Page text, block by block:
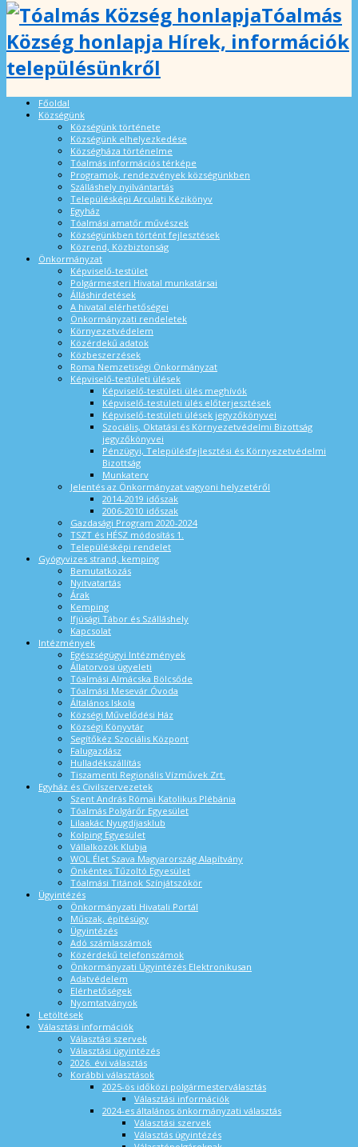
Tóalmás
Község honlapja Hírek, információk
településünkről
Főoldal
Községünk
Községünk története
Községünk elhelyezkedése
Községháza történelme
Tóalmás információs térképe
Programok, rendezvények községünkben
Szálláshely nyilvántartás
Településképi Arculati Kézikönyv
Egyház
Tóalmási amatőr művészek
Községünkben történt fejlesztések
Közrend, Közbiztonság
Önkormányzat
Képviselő-testület
Polgármesteri Hivatal munkatársai
Álláshirdetések
A hivatal elérhetőségei
Önkormányzati rendeletek
Környezetvédelem
Közérdekű adatok
Közbeszerzések
Roma Nemzetiségi Önkormányzat
Képviselő-testületi ülések
Képviselő-testületi ülés meghívók
Képviselő-testületi ülés előterjesztések
Képviselő-testületi ülések jegyzőkönyvei
Szociális, Oktatási és Környezetvédelmi Bizottság
jegyzőkönyvei
Pénzügyi, Településfejlesztési és Környezetvédelmi
Bizottság
Munkaterv
Jelentés az Önkormányzat vagyoni helyzetéről
2014-2019 időszak
2006-2010 időszak
Gazdasági Program 2020-2024
TSZT és HÉSZ módosítás 1.
Településképi rendelet
Gyógyvizes strand, kemping
Bemutatkozás
Nyitvatartás
Árak
Kemping
Ifjúsági Tábor és Szálláshely
Kapcsolat
Intézmények
Egészségügyi Intézmények
Állatorvosi ügyeleti
Tóalmási Almácska Bölcsőde
Tóalmási Mesevár Óvoda
Általános Iskola
Községi Művelődési Ház
Községi Könyvtár
Segítőkéz Szociális Központ
Falugazdász
Hulladékszállítás
Tiszamenti Regionális Vízművek Zrt.
Egyház és Civilszervezetek
Szent András Római Katolikus Plébánia
Tóalmás Polgárőr Egyesület
Lilaakác Nyugdíjasklub
Kolping Egyesület
Vállalkozók Klubja
WOL Élet Szava Magyarország Alapítvány
Önkéntes Tűzoltó Egyesület
Tóalmási Titánok Színjátszókör
Ügyintézés
Önkormányzati Hivatali Portál
Műszak, építésügy
Ügyintézés
Adó számlaszámok
Közérdekű telefonszámok
Önkormányzati Ügyintézés Elektronikusan
Adatvédelem
Elérhetőségek
Nyomtatványok
Letöltések
Választási információk
Választási szervek
Választási ügyintézés
2026. évi választás
Korábbi választások
2025-ös időközi polgármesterválasztás
Választási információk
2024-es általános önkormányzati választás
Választási szervek
Választás ügyintézés